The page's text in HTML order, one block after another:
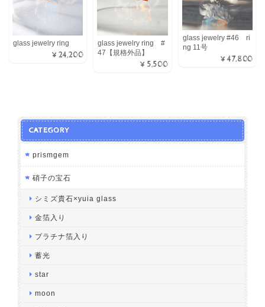
glass jewelry ring
¥24,200
glass jewelry ring #
47【規格外品】
¥5,500
glass jewelry #46 ri
ng 11号
¥47,800
CATEGORY
prismgem
硝子の宝石
シミズ貴石×yuia glass
金箔入り
プラチナ箔入り
蓄光
star
moon